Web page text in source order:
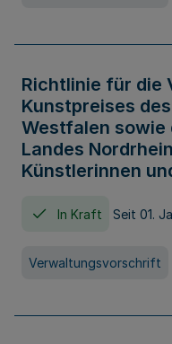
Richtlinie für die
Kunstpreises
Westfalen sowie
Landes
Künstlerinnen
In Kraft Seit 01.
Verwaltungsvorschrift